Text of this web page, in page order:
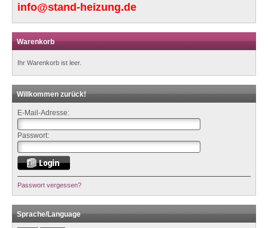
info@stand-heizung.de
Warenkorb
Ihr Warenkorb ist leer.
Willkommen zurück!
E-Mail-Adresse:
Passwort:
Passwort vergessen?
Sprache/Language